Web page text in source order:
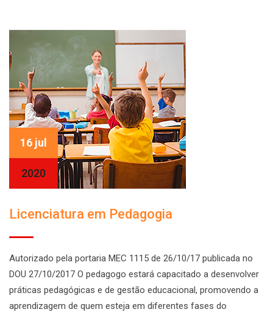
16 jul
2020
Licenciatura em Pedagogia
Autorizado pela portaria MEC 1115 de 26/10/17 publicada no
DOU 27/10/2017 O pedagogo estará capacitado a desenvolver
práticas pedagógicas e de gestão educacional, promovendo a
aprendizagem de quem esteja em diferentes fases do